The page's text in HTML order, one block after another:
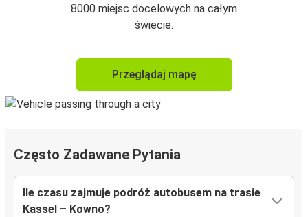
8000 miejsc docelowych na całym
świecie.
Przeglądaj mapę
Często Zadawane Pytania
Ile czasu zajmuje podróż autobusem na trasie
Kassel – Kowno?